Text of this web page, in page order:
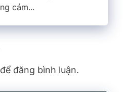
cảm...
đăng bình luận.